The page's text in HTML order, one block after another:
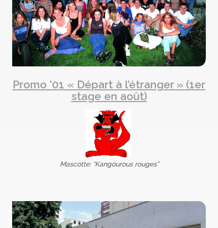
Promo ’01 « Départ à l’étranger » (1er
stage en août)
Mascotte: “Kangourous rouges”